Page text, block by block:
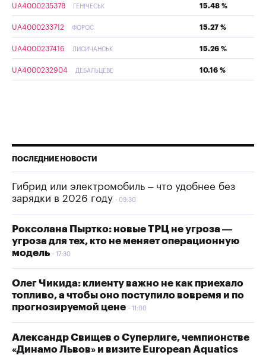
UA4000235378 ГЕНІЧЕСЬК 15.48 %
UA4000233712 ФОРОС 15.27 %
UA4000237416 ЛИСИЧАНСЬК 15.26 %
UA4000232904 ДЕБАЛЬЦЕВЕ 10.16 %
ПОСЛЕДНИЕ НОВОСТИ
Гибрид или электромобиль – что удобнее без
зарядки в 2026 году
09:30
Роксолана Пыртко: новые ТРЦ не угроза —
угроза для тех, кто не меняет операционную
модель
17:30
Олег Чикида: клиенту важно не как приехало
топливо, а чтобы оно поступило вовремя и по
прогнозируемой цене
11:00
Александр Свищев о Суперлиге, чемпионстве
«Динамо Львов» и визите European Aquatics